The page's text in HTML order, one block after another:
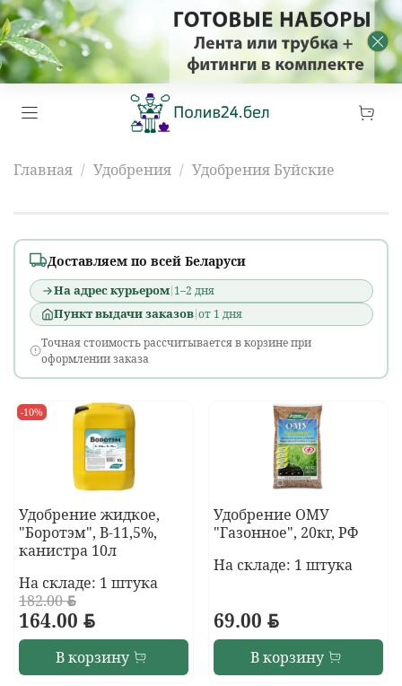
Главная Удобрения Удобрения Буйские
Доставляем по всей Беларуси
На адрес курьером 1–2 дня
Пункт выдачи заказов от 1 дня
Точная стоимость рассчитывается в корзине при
оформлении заказа
-10%
Удобрение жидкое,
"Боротэм", В-11,5%,
канистра 10л
На складе: 1 штука
182.00BYN
164.00 BYN
В корзину
Удобрение ОМУ
"Газонное", 20кг, РФ
На складе: 1 штука
69.00 BYN
В корзину